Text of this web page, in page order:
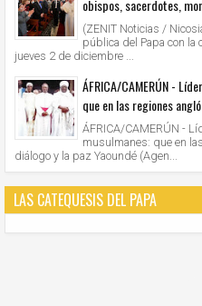
obispos, sacerdotes,
(ZENIT Noticias /
pública del Papa con la
jueves 2 de diciembre ...
ÁFRICA/CAMERÚN -
que en las regiones
ÁFRICA/CAMERÚN -
musulmanes: que en
diálogo y la paz Yaoundé (Agen...
LAS CATEQUESIS DEL PAPA